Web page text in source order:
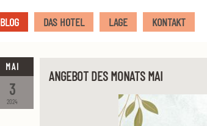
BLOG DAS HOTEL LAGE KONTAKT
ANGEBOT DES MONATS MAI
2024
3
MAI